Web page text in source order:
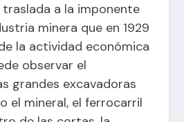
a la imponente
minera que en 1929
la actividad económica
observar el
grandes excavadoras
el mineral, el ferrocarril